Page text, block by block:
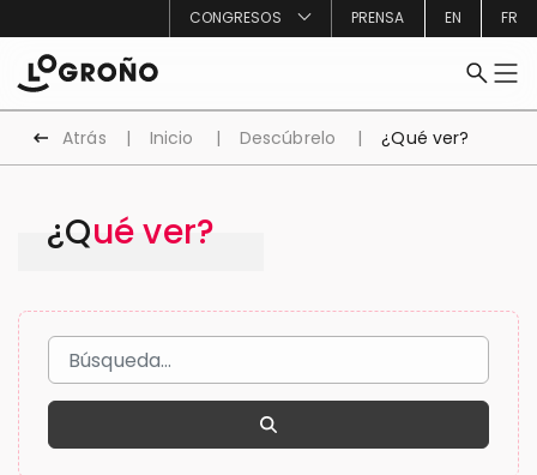
CONGRESOS PRENSA EN FR
Atrás Inicio Descúbrelo ¿Qué ver?
¿Qué ver?